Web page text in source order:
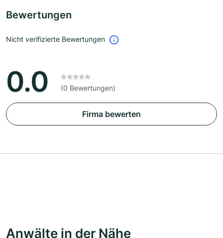
Bewertungen
Nicht verifizierte Bewertungen
0.0 (0 Bewertungen)
Firma bewerten
Anwälte in der Nähe